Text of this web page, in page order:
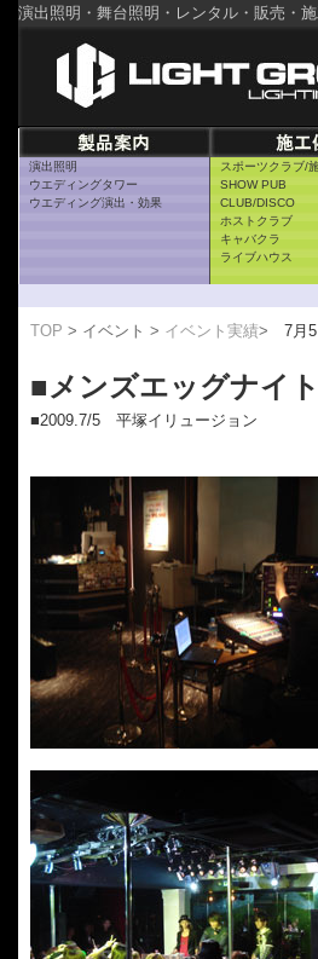
演出照明・舞台照明・レンタル・販売・
演出照明
ウエディングタワー
ウエディング演出・効果
スポーツクラブ/
SHOW PUB
CLUB/DISCO
ホストクラブ
キャバクラ
ライブハウス
TOP > イベント > イベント実績> 7月
■メンズエッグナイト
■2009.7/5 平塚イリュージョン